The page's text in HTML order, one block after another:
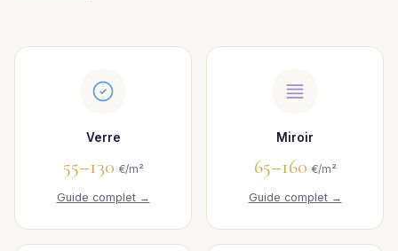
Verre
55–130 €/m²
Guide complet →
Miroir
65–160 €/m²
Guide complet →